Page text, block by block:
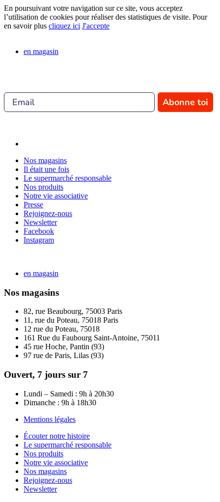
En poursuivant votre navigation sur ce site, vous acceptez
l’utilisation de cookies pour réaliser des statistiques de visite. Pour
en savoir plus cliquez ici J'accepte
en magasin
Abonne toi
Nos magasins
Il était une fois
Le supermarché responsable
Nos produits
Notre vie associative
Presse
Rejoignez-nous
Newsletter
Facebook
Instagram
en magasin
Nos magasins
82, rue Beaubourg, 75003 Paris
11, rue du Poteau, 75018 Paris
12 rue du Poteau, 75018
161 Rue du Faubourg Saint-Antoine, 75011
45 rue Hoche, Pantin (93)
97 rue de Paris, Lilas (93)
Ouvert, 7 jours sur 7
Lundi – Samedi : 9h à 20h30
Dimanche : 9h à 18h30
Mentions légales
Écouter notre histoire
Le supermarché responsable
Nos produits
Notre vie associative
Nos magasins
Rejoignez-nous
Newsletter